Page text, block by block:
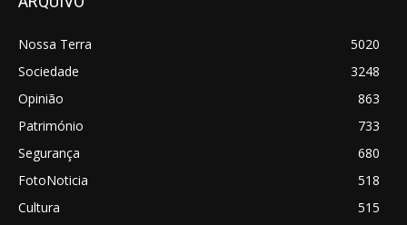
Nossa Terra
5020
Sociedade
3248
Opinião
863
Património
733
Segurança
680
FotoNoticia
518
Cultura
515